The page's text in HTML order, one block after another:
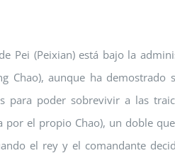
Pei (Peixian) está bajo la
Chao), aunque ha
para poder sobrevivir a las
por el propio Chao), un doble
el rey y el comandante